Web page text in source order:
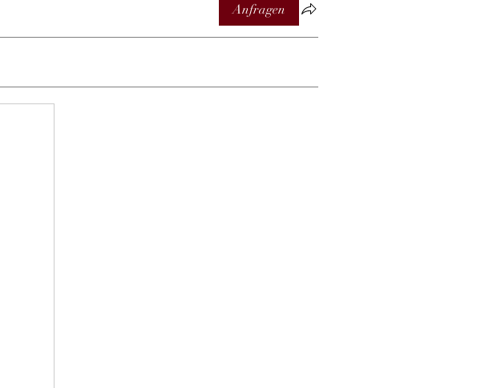
Anfragen